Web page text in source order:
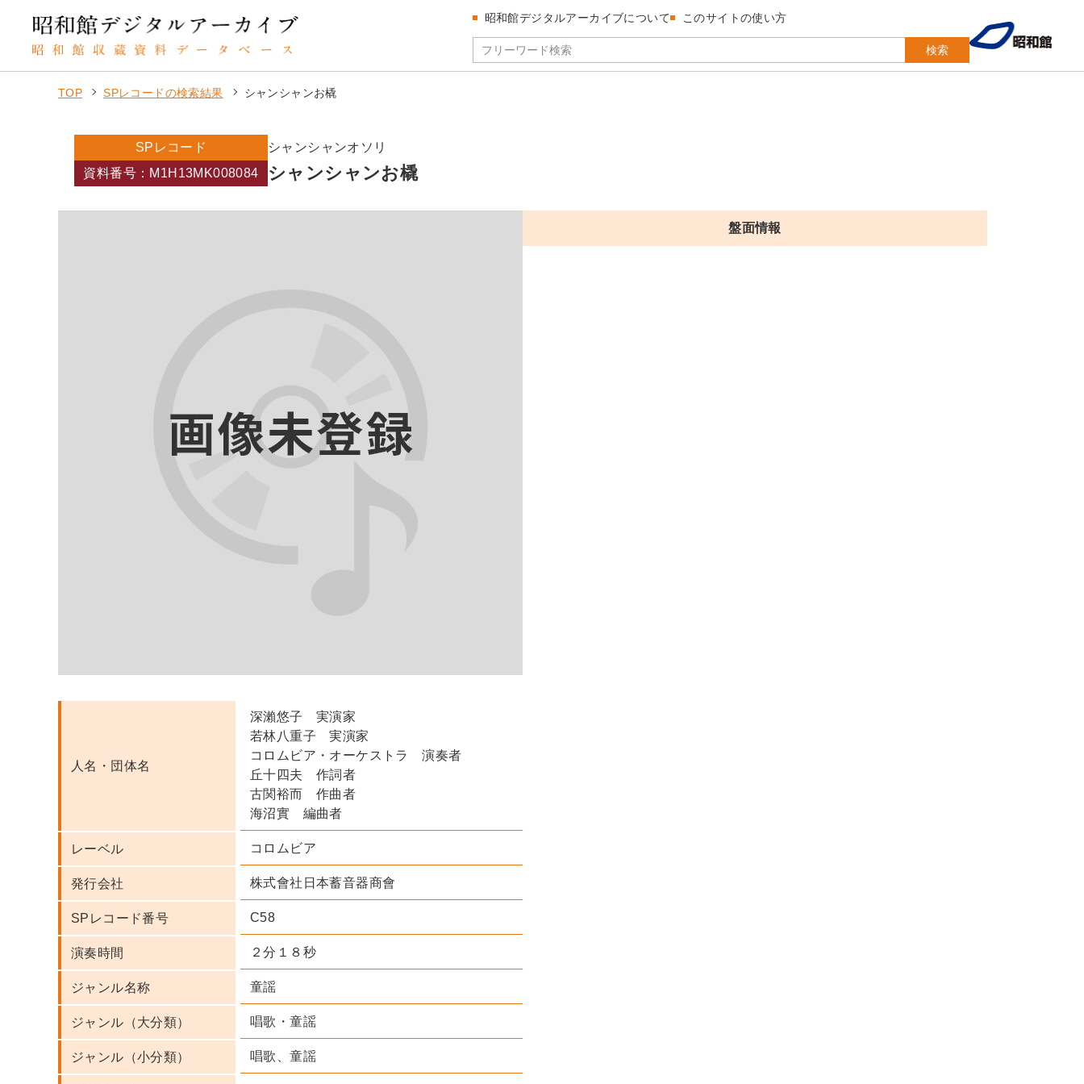
検索
昭和館デジタルアーカイブについて このサイトの使い方
TOP SPレコードの検索結果 シャンシャンお橇
SPレコード
シャンシャンオソリ
資料番号：M1H13MK008084
シャンシャンお橇
盤面情報
人名・団体名
深瀨悠子 実演家
若林八重子 実演家
コロムビア・オーケストラ 演奏者
丘十四夫 作詞者
古関裕而 作曲者
海沼實 編曲者
レーベル コロムビア
発行会社 株式會社日本蓄音器商會
SPレコード番号 C58
演奏時間 ２分１８秒
ジャンル名称 童謡
ジャンル（大分類） 唱歌・童謡
ジャンル（小分類） 唱歌、童謡